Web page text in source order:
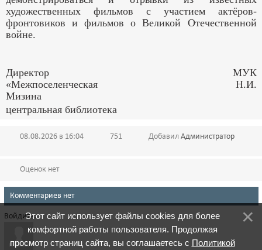
художественных фильмов с участием актёров-
фронтовиков и фильмов о Великой Отечественной
войне.
Директор МУК
«Межпоселенческая Н.И.
Мизина
центральная библиотека
08.08.2026 в 16:04 751 Добавил Администратор
Оценок нет
Комментариев нет
Войдите:Этот сайт использует файлы cookies для более
комфортной работы пользователя. Продолжая
просмотр страниц сайта, вы соглашаетесь с Политикой